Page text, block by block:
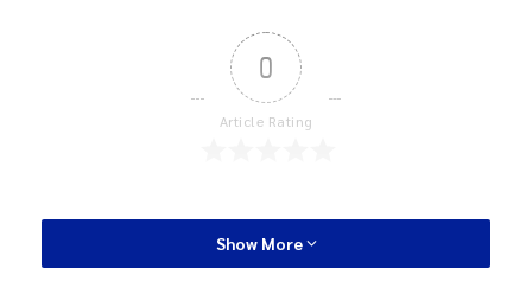
0
Article Rating
Show More